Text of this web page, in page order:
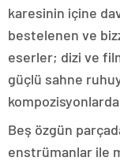
karesinin içine
bestelenen ve
eserler; dizi ve
güçlü sahne
Beş özgün
enstrümanlar ile